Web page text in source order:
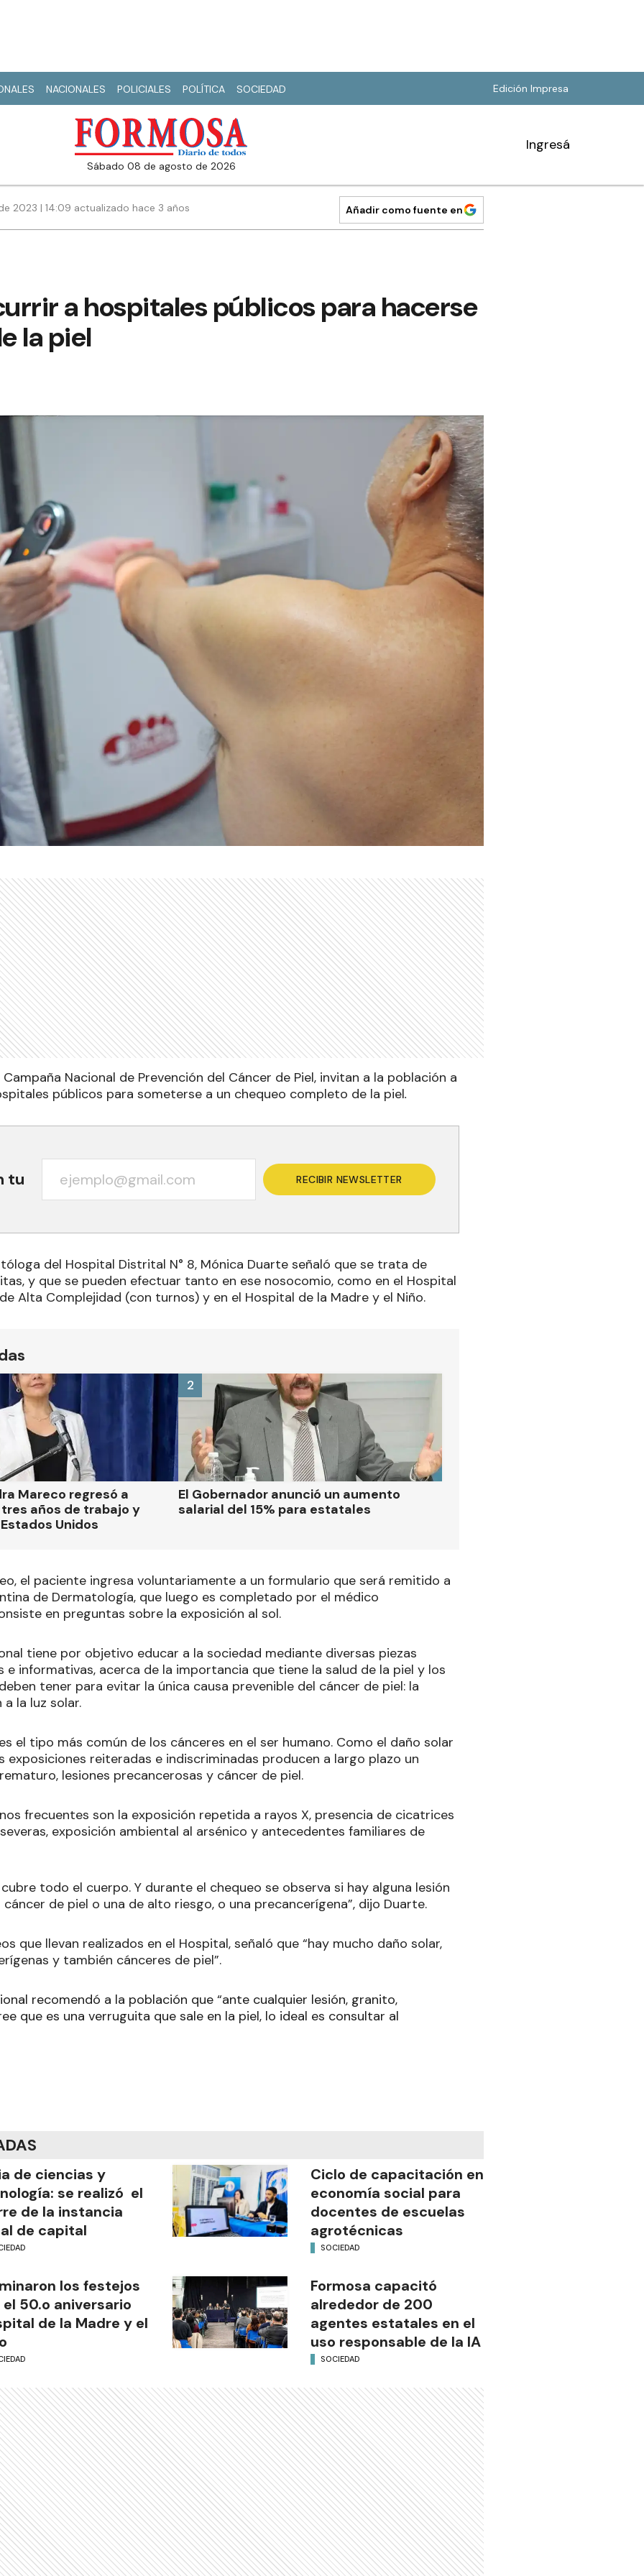
NACIONALES POLICIALES POLÍTICA SOCIEDAD Edición Impresa
sábado 08 de agosto de 2026
Ingresá
2023 | 14:09 actualizado hace 3 años Añadir como fuente en
a hospitales públicos para hacerse
la piel
Nacional de Prevención del Cáncer de Piel, invitan a la población a
públicos para someterse a un chequeo completo de la piel.
tu RECIBIR NEWSLETTER
del Hospital Distrital N° 8, Mónica Duarte señaló que se trata de
y que se pueden efectuar tanto en ese nosocomio, como en el Hospital
Alta Complejidad (con turnos) y en el Hospital de la Madre y el Niño.
Mareco regresó a
años de trabajo y
Unidos
El Gobernador anunció un aumento
salarial del 15% para estatales
2
el paciente ingresa voluntariamente a un formulario que será remitido a
de Dermatología, que luego es completado por el médico
en preguntas sobre la exposición al sol.
tiene por objetivo educar a la sociedad mediante diversas piezas
e informativas, acerca de la importancia que tiene la salud de la piel y los
tener para evitar la única causa prevenible del cáncer de piel: la
la luz solar.
el tipo más común de los cánceres en el ser humano. Como el daño solar
exposiciones reiteradas e indiscriminadas producen a largo plazo un
lesiones precancerosas y cáncer de piel.
frecuentes son la exposición repetida a rayos X, presencia de cicatrices
exposición ambiental al arsénico y antecedentes familiares de
todo el cuerpo. Y durante el chequeo se observa si hay alguna lesión
de piel o una de alto riesgo, o una precancerígena”, dijo Duarte.
que llevan realizados en el Hospital, señaló que “hay mucho daño solar,
y también cánceres de piel”.
recomendó a la población que “ante cualquier lesión, granito,
que es una verruguita que sale en la piel, lo ideal es consultar al
de ciencias y
se realizó el
de la instancia
de capital
Ciclo de capacitación en
economía social para
docentes de escuelas
agrotécnicas
SOCIEDAD
los festejos
50.o aniversario
de la Madre y el
Formosa capacitó
alrededor de 200
agentes estatales en el
uso responsable de la IA
SOCIEDAD